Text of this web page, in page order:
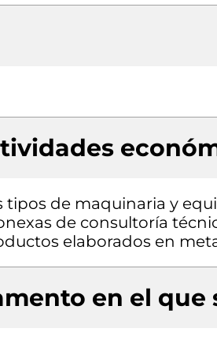
de maquinaria y
de consultoría
elaborados en
en el que